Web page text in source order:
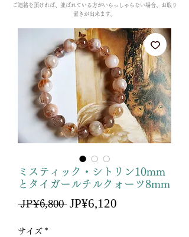
ご連絡を頂ければ、並ばれている方がいらっしゃらない場合、お取り
置きが出来ます。
ミスティック・シトリン10mm
とタイガールチルクォーツ8mm
JP¥6,800 일
JP¥6,120
サイズ *